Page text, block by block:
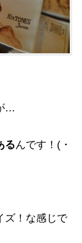
…
るんです！(・
ズ！な感じで